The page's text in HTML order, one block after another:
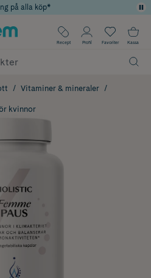
2025 inom Skönhet
för 20% över 649kr
& hudterapeuter
på alla köp*
Recept Profil Favoriter Kassa
Vitaminer & mineraler
kvinnor